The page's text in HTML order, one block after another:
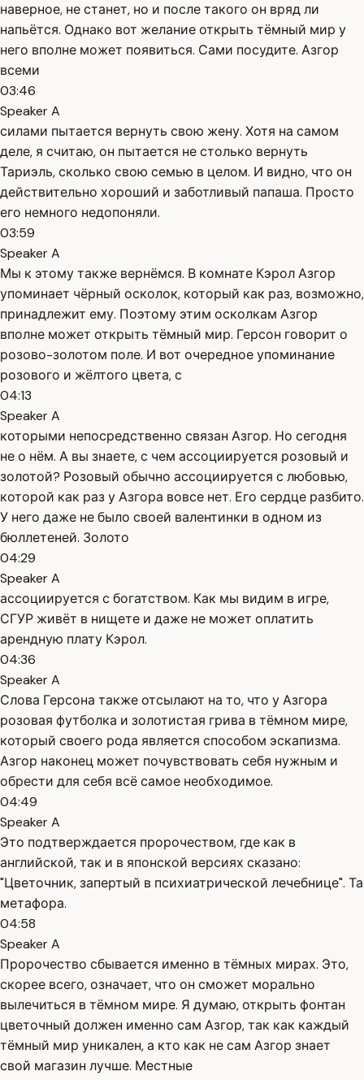
наверное, не станет, но и после такого он вряд ли
напьётся. Однако вот желание открыть тёмный мир у
него вполне может появиться. Сами посудите. Азгор
всеми
03:46
Speaker A
силами пытается вернуть свою жену. Хотя на самом
деле, я считаю, он пытается не столько вернуть
Тариэль, сколько свою семью в целом. И видно, что он
действительно хороший и заботливый папаша. Просто
его немного недопоняли.
03:59
Speaker A
Мы к этому также вернёмся. В комнате Кэрол Азгор
упоминает чёрный осколок, который как раз, возможно,
принадлежит ему. Поэтому этим осколкам Азгор
вполне может открыть тёмный мир. Герсон говорит о
розово-золотом поле. И вот очередное упоминание
розового и жёлтого цвета, с
04:13
Speaker A
которыми непосредственно связан Азгор. Но сегодня
не о нём. А вы знаете, с чем ассоциируется розовый и
золотой? Розовый обычно ассоциируется с любовью,
которой как раз у Азгора вовсе нет. Его сердце разбито.
У него даже не было своей валентинки в одном из
бюллетеней. Золото
04:29
Speaker A
ассоциируется с богатством. Как мы видим в игре,
СГУР живёт в нищете и даже не может оплатить
арендную плату Кэрол.
04:36
Speaker A
Слова Герсона также отсылают на то, что у Азгора
розовая футболка и золотистая грива в тёмном мире,
который своего рода является способом эскапизма.
Азгор наконец может почувствовать себя нужным и
обрести для себя всё самое необходимое.
04:49
Speaker A
Это подтверждается пророчеством, где как в
английской, так и в японской версиях сказано:
"Цветочник, запертый в психиатрической лечебнице". Та
метафора.
04:58
Speaker A
Пророчество сбывается именно в тёмных мирах. Это,
скорее всего, означает, что он сможет морально
вылечиться в тёмном мире. Я думаю, открыть фонтан
цветочный должен именно сам Азгор, так как каждый
тёмный мир уникален, а кто как не сам Азгор знает
свой магазин лучше. Местные